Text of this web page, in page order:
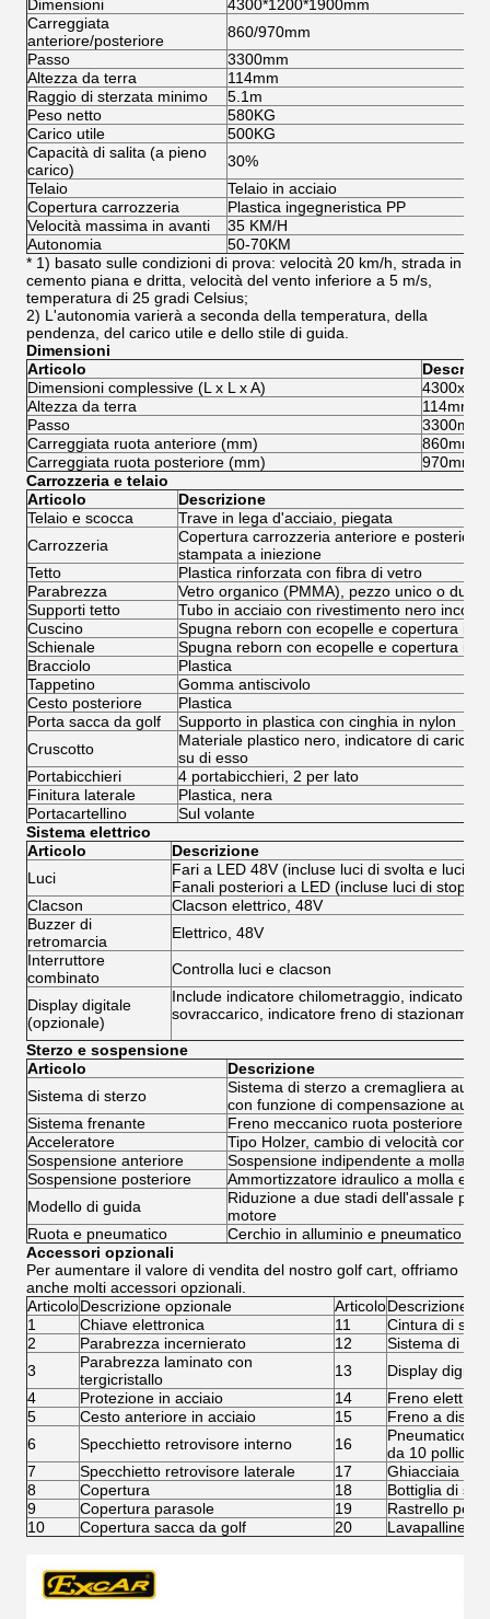
Dimensioni
4300*1200*1900mm
Carreggiata
anteriore/posteriore
860/970mm
Passo
3300mm
Altezza da terra
114mm
Raggio di sterzata minimo
5.1m
Peso netto
580KG
Carico utile
500KG
Capacità di salita (a pieno
carico)
30%
Telaio
Telaio in acciaio
Copertura carrozzeria
Plastica ingegneristica PP
Velocità massima in avanti
35 KM/H
Autonomia
50-70KM
* 1) basato sulle condizioni di prova: velocità 20 km/h, strada in
cemento piana e dritta, velocità del vento inferiore a 5 m/s,
temperatura di 25 gradi Celsius;
2) L'autonomia varierà a seconda della temperatura, della
pendenza, del carico utile e dello stile di guida.
Dimensioni
Articolo
Dimensioni complessive (L x L x A)
Altezza da terra
114mm
Passo
3300mm
Carreggiata ruota anteriore (mm)
860mm
Carreggiata ruota posteriore (mm)
970mm
Carrozzeria e telaio
Articolo
Descrizione
Telaio e scocca
Trave in lega d'acciaio, piegata
Carrozzeria
Copertura carrozzeria anteriore e posteriore
stampata a iniezione
Tetto
Plastica rinforzata con fibra di vetro
Parabrezza
Vetro organico (PMMA), pezzo unico o due
Supporti tetto
Tubo in acciaio con rivestimento nero
Cuscino
Spugna reborn con ecopelle e copertura
Schienale
Spugna reborn con ecopelle e copertura in
Bracciolo
Plastica
Tappetino
Gomma antiscivolo
Cesto posteriore
Plastica
Porta sacca da golf
Supporto in plastica con cinghia in nylon
Cruscotto
Materiale plastico nero, indicatore di carica
su di esso
Portabicchieri
4 portabicchieri, 2 per lato
Finitura laterale
Plastica, nera
Portacartellino
Sul volante
Sistema elettrico
Articolo
Descrizione
Luci
Fari a LED 48V (incluse luci di svolta e luci di
Fanali posteriori a LED (incluse luci di stop e
Clacson
Clacson elettrico, 48V
Buzzer di
retromarcia
Elettrico, 48V
Interruttore
combinato
Controlla luci e clacson
Display digitale
(opzionale)
Include indicatore chilometraggio, indicatore
sovraccarico, indicatore freno di
Sterzo e sospensione
Articolo
Descrizione
Sistema di sterzo
Sistema di sterzo a cremagliera
con funzione di compensazione
Sistema frenante
Freno meccanico ruota posteriore
Acceleratore
Tipo Holzer, cambio di velocità
Sospensione anteriore
Sospensione indipendente a molla
Sospensione posteriore
Ammortizzatore idraulico a molla
Modello di guida
Riduzione a due stadi dell'assale
motore
Ruota e pneumatico
Cerchio in alluminio e pneumatico
Accessori opzionali
Per aumentare il valore di vendita del nostro golf cart, offriamo
anche molti accessori opzionali.
ArticoloDescrizione opzionale ArticoloDescrizione
1
Chiave elettronica 11
Cintura di
2
Parabrezza incernierato 12
Sistema di
3
Parabrezza laminato con
tergicristallo
13
Display digitale
4
Protezione in acciaio 14
Freno
5
Cesto anteriore in acciaio 15
Freno a disco
6
Specchietto retrovisore interno 16
Pneumatico
da 10 pollici
7
Specchietto retrovisore laterale 17
Ghiacciaia
8
Copertura 18
Bottiglia di
9
Copertura parasole 19
Rastrello per
10
Copertura sacca da golf 20 Lavapalline